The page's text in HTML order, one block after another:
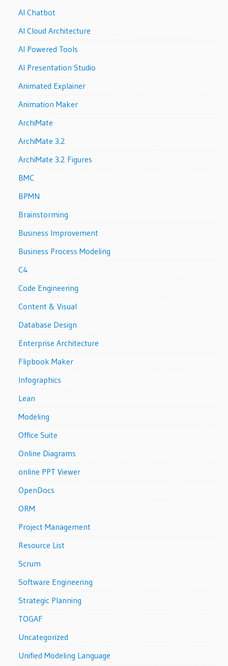
AI Chatbot
AI Cloud Architecture
AI Powered Tools
AI Presentation Studio
Animated Explainer
Animation Maker
ArchiMate
ArchiMate 3.2
ArchiMate 3.2 Figures
BMC
BPMN
Brainstorming
Business Improvement
Business Process Modeling
C4
Code Engineering
Content & Visual
Database Design
Enterprise Architecture
Flipbook Maker
Infographics
Lean
Modeling
Office Suite
Online Diagrams
online PPT Viewer
OpenDocs
ORM
Project Management
Resource List
Scrum
Software Engineering
Strategic Planning
TOGAF
Uncategorized
Unified Modeling Language